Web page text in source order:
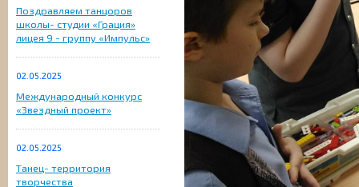
Поздравляем танцоров
школы- студии «Грация»
лицея 9 - группу «Импульс»
02.05.2025
Международный конкурс
«Звездный проект»
02.05.2025
Танец- территория
творчества